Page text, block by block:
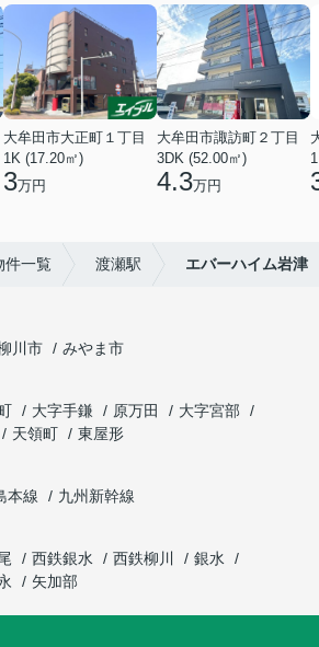
大牟田市大正町１丁目
1K (17.20㎡)
3万円
大牟田市諏訪町２丁目
3DK (52.00㎡)
4.3万円
件一覧 渡瀬駅 エバーハイム岩津
川市
みやま市
大字手鎌 原万田
大字宮部
天領町
東屋形
本線
九州新幹線
西鉄銀水 西鉄柳川
銀水
矢加部